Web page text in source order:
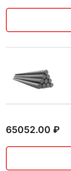
65052.00 ₽